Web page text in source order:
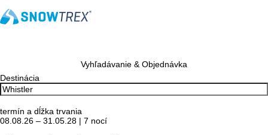
Vyhľadávanie & Objednávka
Destinácia
termín a dĺžka trvania
08.08.26 – 31.05.28 | 7 nocí